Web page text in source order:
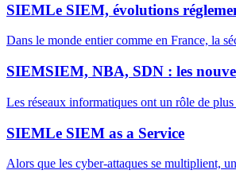
SIEMLe SIEM, évolutions
Dans le monde entier comme en France, la
SIEMSIEM, NBA, SDN : les
Les réseaux informatiques ont un rôle de
SIEMLe SIEM as a Service
Alors que les cyber-attaques se multiplient,